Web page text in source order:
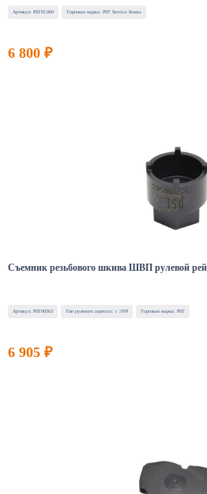
Артикул: PSTFL009 Торговая марка: PST Service Russia
6 800 ₽
Съемник резьбового шкива ШВП рулевой
Артикул: PST00563 Тип рулевого агрегата: с ЭУР Торговая марка: PST
6 905 ₽